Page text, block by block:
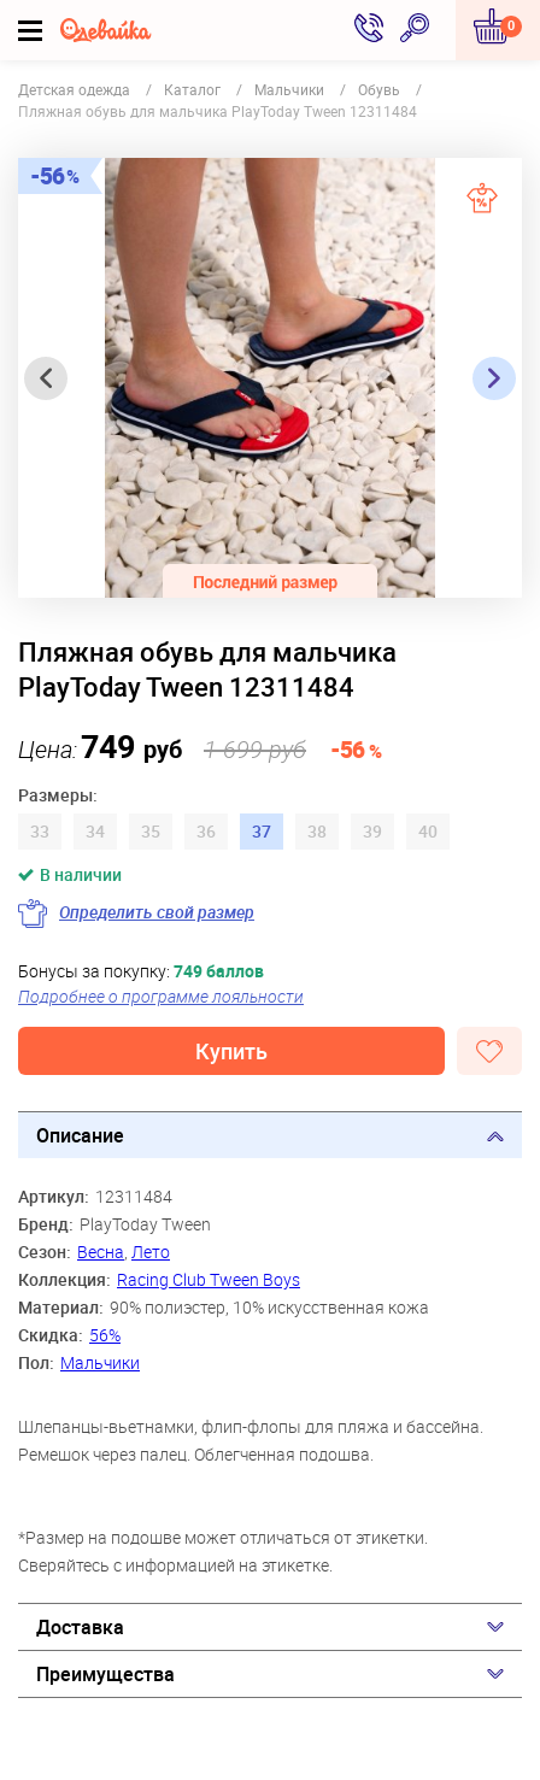
0
Детская одежда Каталог Мальчики
Обувь
Пляжная обувь для мальчика PlayToday Tween 12311484
56
Пляжная обувь для мальчика
PlayToday Tween 12311484
Цена:749 руб 1 699 руб -56%
Размеры:
33
34 35 36 37 38 39
40
В наличии
Определить свой размер
Бонусы за покупку: 749 баллов
Подробнее о программе лояльности
Купить
Описание
Артикул: 12311484
Бренд: PlayToday Tween
Сезон: Весна, Лето
Коллекция: Racing Club Tween Boys
Материал: 90% полиэстер, 10% искусственная кожа
Скидка: 56%
Пол: Мальчики
Шлепанцы-вьетнамки, флип-флопы для пляжа и бассейна.
Ремешок через палец. Облегченная подошва.
*Размер на подошве может отличаться от этикетки.
Сверяйтесь с информацией на этикетке.
Доставка
Преимущества